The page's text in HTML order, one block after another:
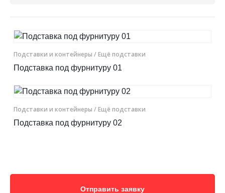
Отправить заявку
ТОЛЬЯТТИ
Подставки и контейнеры / Ещё подставки
Подставка под фурнитуру 01
Подставки и контейнеры / Ещё подставки
Подставка под фурнитуру 02
Отправить заявку